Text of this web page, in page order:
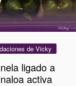
de Vicky
ligado a
activa